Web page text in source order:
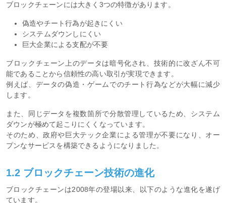
ブロックチェーンには大きく3つの特徴があります。
偽造やチート行為が起きにくい
システムダウンしにくい
巨大企業による支配が不要
ブロックチェーン上のデータは暗号化され、技術的に改ざん不可
能であることから信頼性の高い取引が実現できます。
例えば、データの偽造・ゲームでのチート行為などが大幅に減少
します。
また、同じデータを複数箇所で分散管理しているため、システム
ダウンが極めて起こりにくくなっています。
そのため、政府や巨大テック企業による管理が不要になり、オー
プンなサービスを構築できるようになりました。
1.2 ブロックチェーン技術の進化
ブロックチェーンは2008年の登場以来、以下のような進化を遂げ
ています。